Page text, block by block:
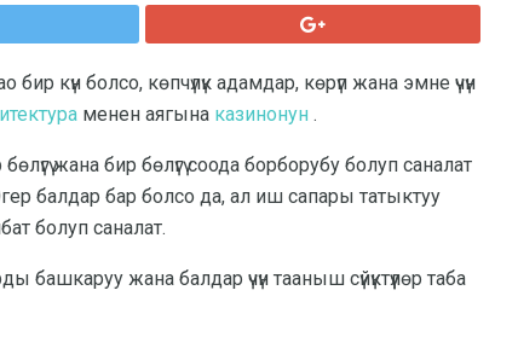
күн болсо, көпчүлүк адамдар, көрүп жана эмне үчүн
менен аягына казинонун .
жана бир бөлүгү соода борборубу болуп саналат
балдар бар болсо да, ал иш сапары татыктуу
болуп саналат.
жана балдар үчүн тааныш сүйүктүүлөр таба